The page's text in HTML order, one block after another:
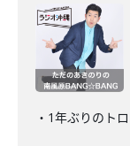
・1年ぶりのト